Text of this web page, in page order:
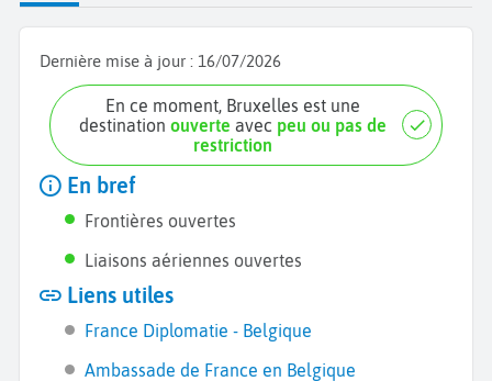
Dernière mise à jour : 16/07/2026
En ce moment, Bruxelles est une
destinationouverte avec peu ou pas de
restriction
En bref
Frontières ouvertes
Liaisons aériennes ouvertes
Liens utiles
France Diplomatie - Belgique
Ambassade de France en Belgique